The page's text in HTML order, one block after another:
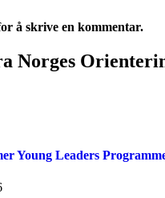
å skrive en kommentar.
Norges
Young Leaders